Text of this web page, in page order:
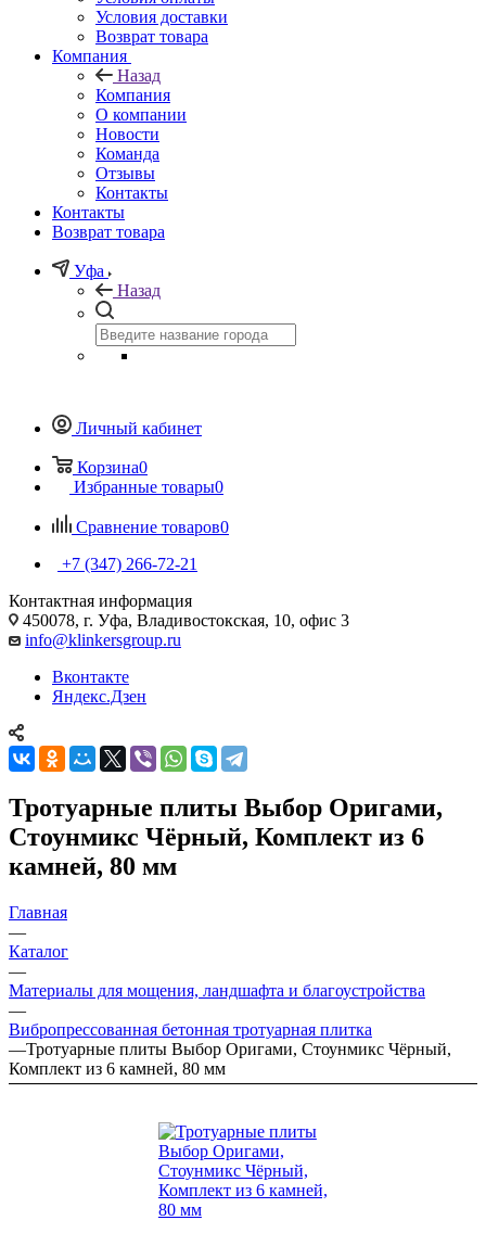
Условия доставки
Возврат товара
Компания
Назад
Компания
О компании
Новости
Команда
Отзывы
Контакты
Контакты
Возврат товара
Уфа
Назад
Личный кабинет
Корзина0
Избранные товары0
Сравнение товаров0
+7 (347) 266-72-21
Контактная информация
450078, г. Уфа, Владивостокская, 10, офис 3
info@klinkersgroup.ru
Вконтакте
Яндекс.Дзен
Тротуарные плиты Выбор Оригами,
Стоунмикс Чёрный, Комплект из 6
камней, 80 мм
Главная
—
Каталог
—
Материалы для мощения, ландшафта и благоустройства
—
Вибропрессованная бетонная тротуарная плитка
—Тротуарные плиты Выбор Оригами, Стоунмикс Чёрный,
Комплект из 6 камней, 80 мм